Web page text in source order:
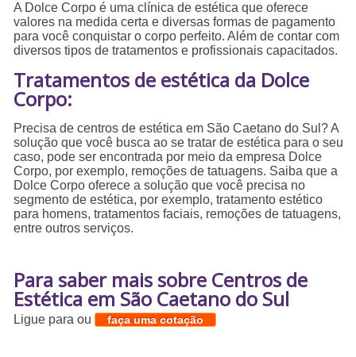
A Dolce Corpo é uma clínica de estética que oferece
valores na medida certa e diversas formas de pagamento
para você conquistar o corpo perfeito. Além de contar com
diversos tipos de tratamentos e profissionais capacitados.
Tratamentos de estética da Dolce
Corpo:
Precisa de centros de estética em São Caetano do Sul? A
solução que você busca ao se tratar de estética para o seu
caso, pode ser encontrada por meio da empresa Dolce
Corpo, por exemplo, remoções de tatuagens. Saiba que a
Dolce Corpo oferece a solução que você precisa no
segmento de estética, por exemplo, tratamento estético
para homens, tratamentos faciais, remoções de tatuagens,
entre outros serviços.
Para saber mais sobre Centros de
Estética em São Caetano do Sul
Ligue paraou faça uma cotação